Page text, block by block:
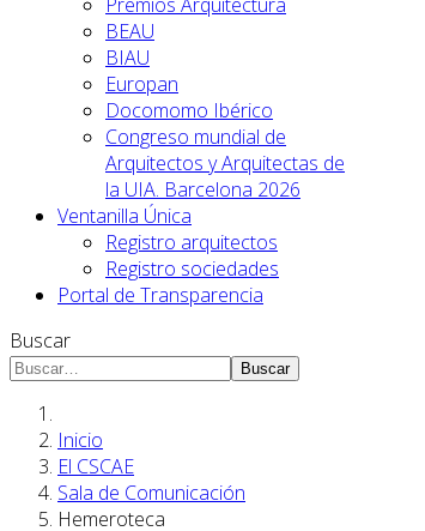
BEAU
BIAU
Europan
Docomomo Ibérico
Congreso mundial de
Arquitectos y Arquitectas de
la UIA. Barcelona 2026
Ventanilla Única
Registro arquitectos
Registro sociedades
Portal de Transparencia
Buscar
Buscar
Inicio
El CSCAE
Sala de Comunicación
Hemeroteca